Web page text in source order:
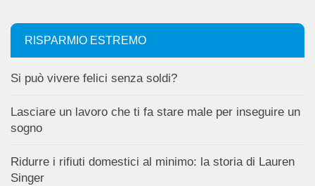
RISPARMIO ESTREMO
Si può vivere felici senza soldi?
Lasciare un lavoro che ti fa stare male per inseguire un
sogno
Ridurre i rifiuti domestici al minimo: la storia di Lauren
Singer